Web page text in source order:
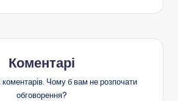
Коментарі
Чому б вам не розпочати
обговорення?